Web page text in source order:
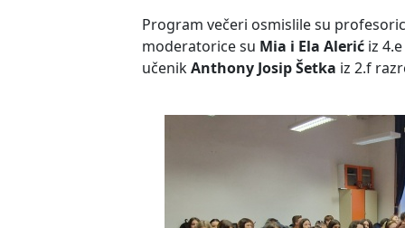
Program večeri osmislile su
moderatorice su Mia i Ela Alerić iz
učenikAnthony Josip Šetka iz 2.f